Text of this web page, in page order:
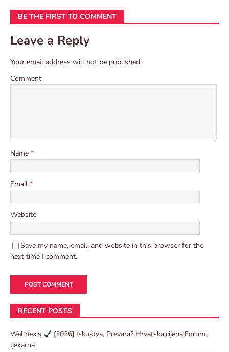
BE THE FIRST TO COMMENT
Leave a Reply
Your email address will not be published.
Comment
Name *
Email *
Website
Save my name, email, and website in this browser for the
next time I comment.
RECENT POSTS
Wellnexis
[2026] Iskustva, Prevara? Hrvatska,cijena,Forum,
ljekarna